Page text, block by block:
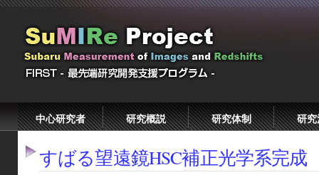
中心研究者 研究概説 研究体制 研究
すばる望遠鏡HSC補正光学系完成